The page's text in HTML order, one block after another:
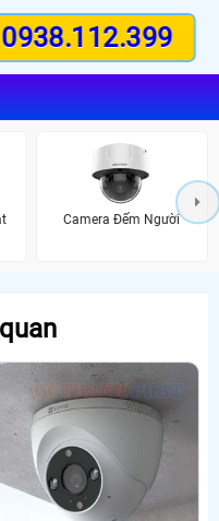
0938.112.399
Camera Đếm Người